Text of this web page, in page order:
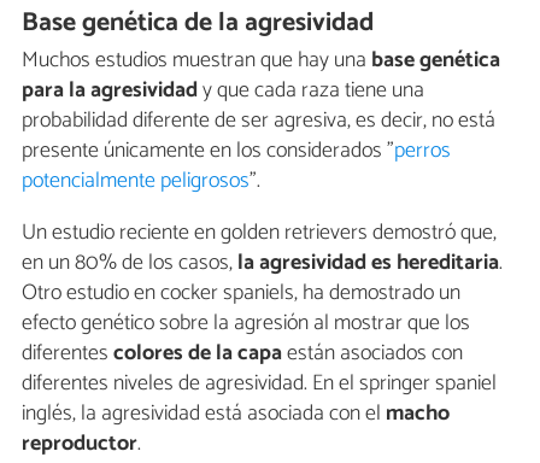
Base genética de la agresividad
Muchos estudios muestran que hay una base genética
para la agresividady que cada raza tiene una
probabilidad diferente de ser agresiva, es decir, no está
presente únicamente en los considerados "perros
potencialmente peligrosos".
Un estudio reciente en golden retrievers demostró que,
en un 80% de los casos,la agresividad es hereditaria.
Otro estudio en cocker spaniels, ha demostrado un
efecto genético sobre la agresión al mostrar que los
diferentescolores de la capaestán asociados con
diferentes niveles de agresividad. En el springer spaniel
inglés, la agresividad está asociada con el macho
reproductor.